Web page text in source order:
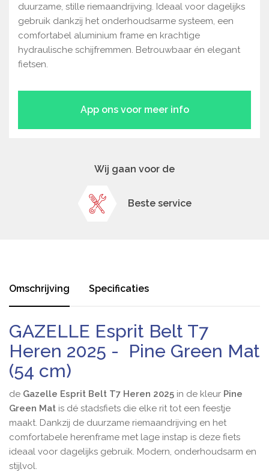
duurzame, stille riemaandrijving. Ideaal voor dagelijks
gebruik dankzij het onderhoudsarme systeem, een
comfortabel aluminium frame en krachtige
hydraulische schijfremmen. Betrouwbaar én elegant
fietsen.
App ons voor meer info
Wij gaan voor de
Beste service
Omschrijving Specificaties
GAZELLE Esprit Belt T7
Heren 2025 - Pine Green Mat
(54 cm)
de Gazelle Esprit Belt T7 Heren 2025 in de kleur Pine
Green Mat is dé stadsfiets die elke rit tot een feestje
maakt. Dankzij de duurzame riemaandrijving en het
comfortabele herenframe met lage instap is deze fiets
ideaal voor dagelijks gebruik. Modern, onderhoudsarm en
stijlvol.